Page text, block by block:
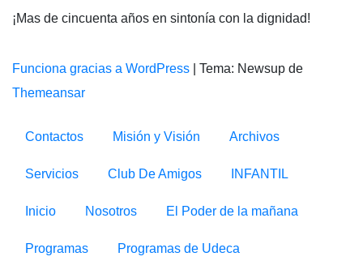
¡Mas de cincuenta años en sintonía con la dignidad!
Funciona gracias a WordPress
Tema: Newsup de
Themeansar
Contactos Misión y Visión Archivos
Servicios Club De Amigos INFANTIL
Inicio Nosotros El Poder de la mañana
Programas Programas de Udeca